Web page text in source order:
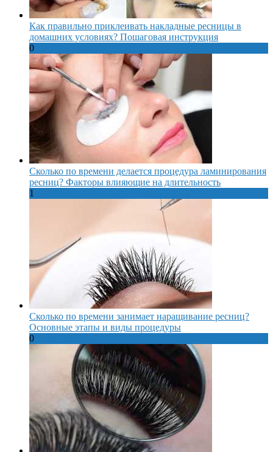
Как правильно приклеивать накладные ресницы в
домашних условиях? Пошаговая инструкция
0
Сколько по времени делается процедура ламинирования
ресниц? Факторы влияющие на длительность
1
Сколько по времени занимает наращивание ресниц?
Основные этапы и виды процедуры
0